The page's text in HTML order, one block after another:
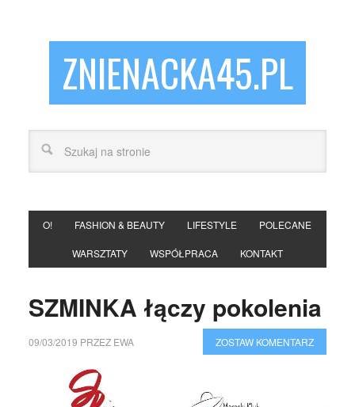
ZNIENACKA45.PL
O! FASHION & BEAUTY LIFESTYLE POLECANE
WARSZTATY WSPÓŁPRACA KONTAKT
SZMINKA łączy pokolenia
09/03/2019 PRZEZ EWA ZOSTAW KOMENTARZ